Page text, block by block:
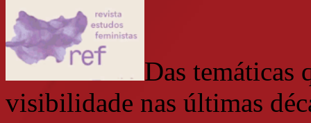
Das temáticas
visibilidade nas últimas